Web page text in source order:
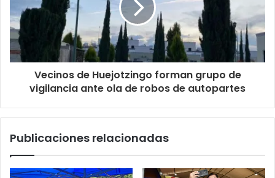
Vecinos de Huejotzingo forman grupo de
vigilancia ante ola de robos de autopartes
Publicaciones relacionadas